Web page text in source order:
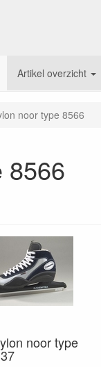
Artikel overzicht
noor type 8566
8566
noor type